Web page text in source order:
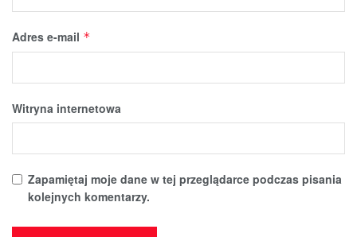
Adres e-mail *
Witryna internetowa
Zapamiętaj moje dane w tej przeglądarce podczas pisania
kolejnych komentarzy.